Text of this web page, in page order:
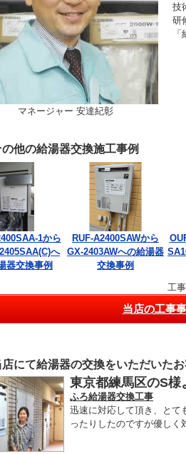
マネージャー 安達紀彰
技
研
の他の給湯器交換施工事例
1から
へ
器交換事例
RUF-A2400SAWから
GX-2403AWへの給湯器
交換事例
工
当店の工事
店にて給湯器の交換をいただいた
東京都練馬区のS様
ふろ給湯器交換工事
迅速に対応して頂き、とて
ったりしたのですが優しく